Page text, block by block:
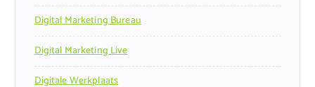
Digital Marketing Bureau
Digital Marketing Live
Digitale Werkplaats